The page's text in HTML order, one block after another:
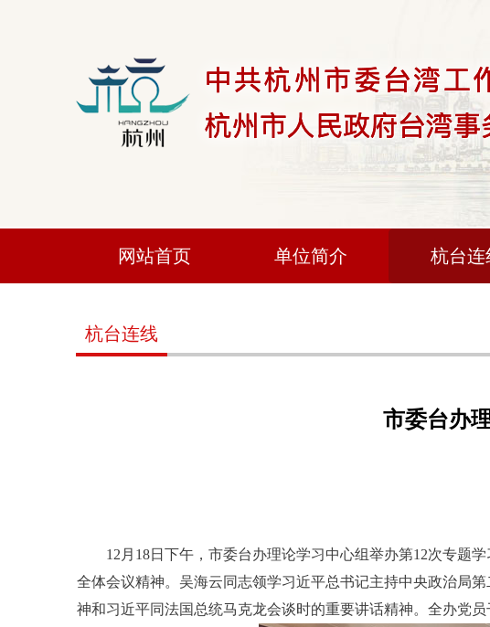
网站首页 单位简介 杭台连
杭台连线
市委台办
12月18日下午，市委台办理论学习中心组举办第12次专题
全体会议精神。吴海云同志领学习近平总书记主持中央政治局
神和习近平同法国总统马克龙会谈时的重要讲话精神。全办党员